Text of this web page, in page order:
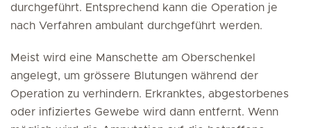
durchgeführt. Entsprechend kann die Operation je
nach Verfahren ambulant durchgeführt werden.
Meist wird eine Manschette am Oberschenkel
angelegt, um grössere Blutungen während der
Operation zu verhindern. Erkranktes, abgestorbenes
oder infiziertes Gewebe wird dann entfernt. Wenn